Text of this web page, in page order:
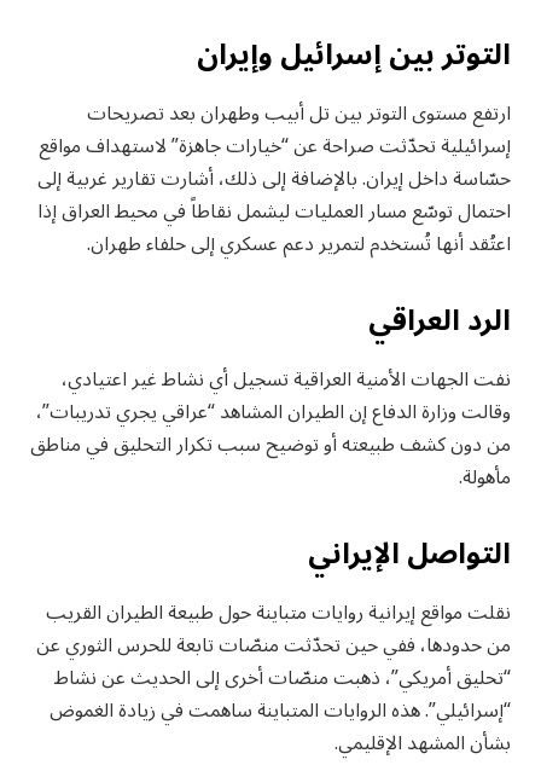
التوتر بين إسرائيل وإيران
ارتفع مستوى التوتر بين تل أبيب وطهران بعد تصريحات
إسرائيلية تحدّثت صراحة عن “خيارات جاهزة” لاستهداف مواقع
حسّاسة داخل إيران. بالإضافة إلى ذلك، أشارت تقارير غربية إلى
احتمال توسّع مسار العمليات ليشمل نقاطاً في محيط العراق إذا
اعتُقد أنها تُستخدم لتمرير دعم عسكري إلى حلفاء طهران.
الرد العراقي
نفت الجهات الأمنية العراقية تسجيل أي نشاط غير اعتيادي،
وقالت وزارة الدفاع إن الطيران المشاهد “عراقي يجري تدريبات”،
من دون كشف طبيعته أو توضيح سبب تكرار التحليق في مناطق
مأهولة.
التواصل الإيراني
نقلت مواقع إيرانية روايات متباينة حول طبيعة الطيران القريب
من حدودها، ففي حين تحدّثت منصّات تابعة للحرس الثوري عن
“تحليق أمريكي”، ذهبت منصّات أخرى إلى الحديث عن نشاط
“إسرائيلي”. هذه الروايات المتباينة ساهمت في زيادة الغموض
بشأن المشهد الإقليمي.